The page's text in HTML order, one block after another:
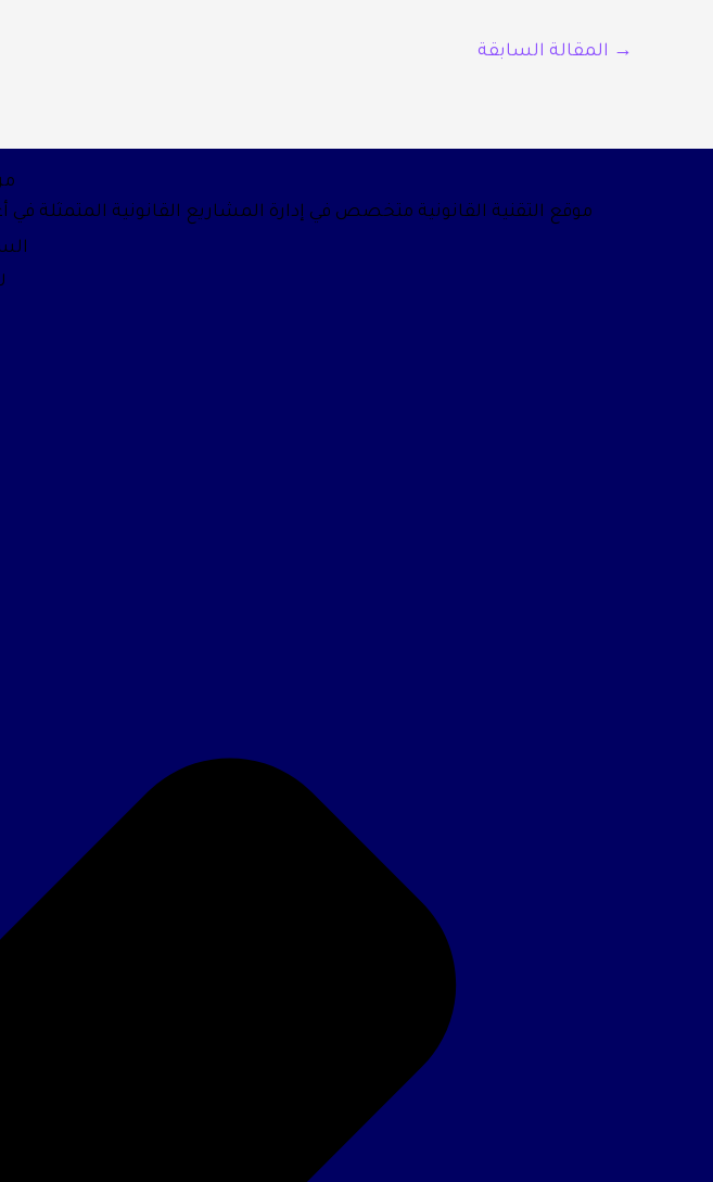
→ المقالة السابقة
موقع التقنية القانونية متخصص في إدارة المشاريع القانونية المتمثلة في